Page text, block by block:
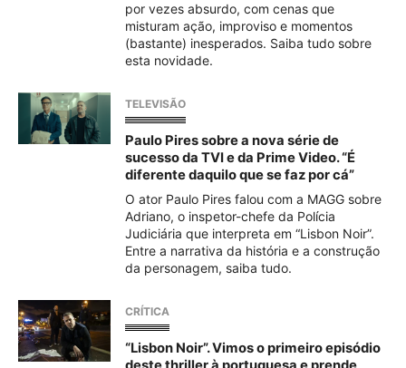
por vezes absurdo, com cenas que
misturam ação, improviso e momentos
(bastante) inesperados. Saiba tudo sobre
esta novidade.
TELEVISÃO
Paulo Pires sobre a nova série de
sucesso da TVI e da Prime Video. “É
diferente daquilo que se faz por cá”
O ator Paulo Pires falou com a MAGG sobre
Adriano, o inspetor-chefe da Polícia
Judiciária que interpreta em “Lisbon Noir”.
Entre a narrativa da história e a construção
da personagem, saiba tudo.
CRÍTICA
“Lisbon Noir”. Vimos o primeiro episódio